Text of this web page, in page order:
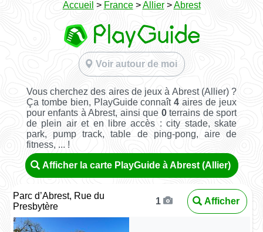
Accueil > France>Allier>Abrest
Voir autour de moi
Vous cherchez des aires de jeux à Abrest (Allier) ?
Ça tombe bien, PlayGuide connaît4 aires de jeux
pour enfants à Abrest, ainsi que 0terrains de sport
de plein air et en libre accès : city stade, skate
park, pump track, table de ping-pong, aire de
fitness, ... !
Afficher la carte PlayGuide à Abrest (Allier)
Parc d’Abrest, Rue du
Presbytère
1 Afficher